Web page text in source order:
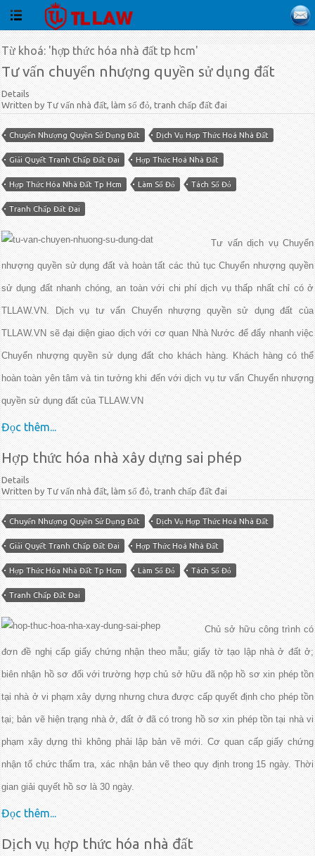
Từ khoá: 'hợp thức hóa nhà đất tp hcm'
Tư vấn chuyển nhượng quyền sử dụng đất
Details
Written by Tư vấn nhà đất, làm sổ đỏ, tranh chấp đất đai
Chuyển Nhượng Quyền Sử Dụng Đất Dịch Vụ Hợp Thức Hoá Nhà Đất
Giải Quyết Tranh Chấp Đất Đai Hợp Thức Hoá Nhà Đất
Hợp Thức Hóa Nhà Đất Tp Hcm Làm Sổ Đỏ Tách Sổ Đỏ
Tranh Chấp Đất Đai
Tư vấn dịch vụ Chuyển
nhượng quyền sử dụng đất và hoàn tất các thủ tục Chuyển nhượng quyền
sử dụng đất nhanh chóng, an toàn với chi phí dịch vụ thấp nhất chỉ có ở
TLLAW.VN. Dịch vụ tư vấn Chuyển nhượng quyền sử dụng đất của
TLLAW.VN sẽ đại diện giao dịch với cơ quan Nhà Nước để đẩy nhanh việc
Chuyển nhượng quyền sử dụng đất cho khách hàng. Khách hàng có thể
hoàn toàn yên tâm và tin tưởng khi đến với dịch vụ tư vấn Chuyển nhượng
quyền sử dụng đất của TLLAW.VN
Đọc thêm...
Hợp thức hóa nhà xây dựng sai phép
Details
Written by Tư vấn nhà đất, làm sổ đỏ, tranh chấp đất đai
Chuyển Nhượng Quyền Sử Dụng Đất Dịch Vụ Hợp Thức Hoá Nhà Đất
Giải Quyết Tranh Chấp Đất Đai Hợp Thức Hoá Nhà Đất
Hợp Thức Hóa Nhà Đất Tp Hcm Làm Sổ Đỏ Tách Sổ Đỏ
Tranh Chấp Đất Đai
Chủ sở hữu công trình có
đơn đề nghị cấp giấy chứng nhận theo mẫu; giấy tờ tạo lập nhà ở đất ở;
biên nhận hồ sơ đối với trường hợp chủ sở hữu đã nộp hồ sơ xin phép tồn
tại nhà ở vi phạm xây dựng nhưng chưa được cấp quyết định cho phép tồn
tại; bản vẽ hiện trạng nhà ở, đất ở đã có trong hồ sơ xin phép tồn tại nhà vi
phạm xây dựng thì không phải lập bản vẽ mới. Cơ quan cấp giấy chứng
nhận tổ chức thẩm tra, xác nhận bản vẽ theo quy định trong 15 ngày. Thời
gian giải quyết hồ sơ là 30 ngày.
Đọc thêm...
Dịch vụ hợp thức hóa nhà đất